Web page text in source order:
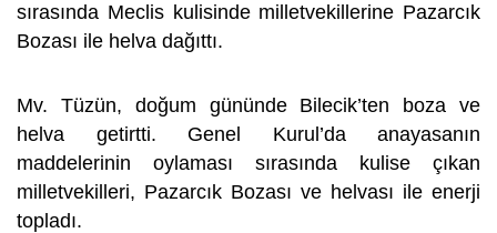
sırasında Meclis kulisinde milletvekillerine Pazarcık
Bozası ile helva dağıttı.
Mv. Tüzün, doğum gününde Bilecik’ten boza ve
helva getirtti. Genel Kurul’da anayasanın
maddelerinin oylaması sırasında kulise çıkan
milletvekilleri, Pazarcık Bozası ve helvası ile enerji
topladı.